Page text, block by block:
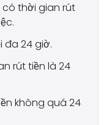
thời gian rút
đa 24 giờ.
rút tiền là 24
không quá 24